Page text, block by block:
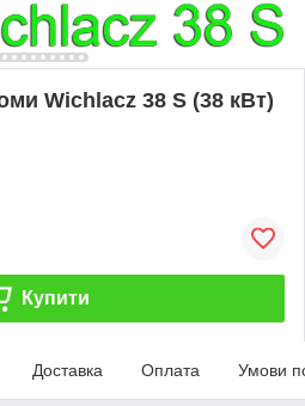
Wichlacz 38 S (38 кВт)
Купити
Доставка Оплата Умови